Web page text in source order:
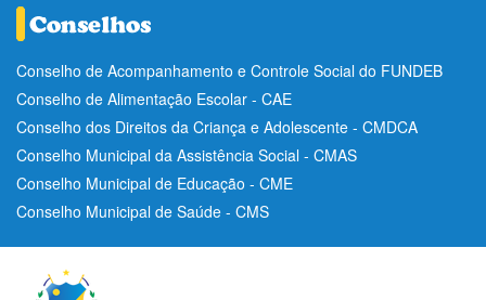
Conselho de Acompanhamento e Controle Social do FUNDEB
Conselho de Alimentação Escolar - CAE
Conselho dos Direitos da Criança e Adolescente - CMDCA
Conselho Municipal da Assistência Social - CMAS
Conselho Municipal de Educação - CME
Conselho Municipal de Saúde - CMS